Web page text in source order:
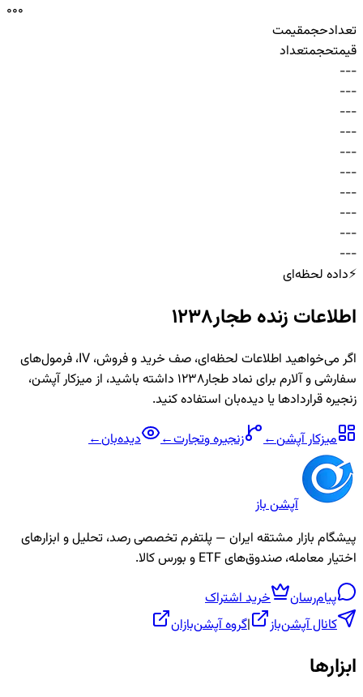
000
تعدادحجمقیمت
قیمتحجمتعداد
-
-
-
-
-
-
-
-
-
-
-
-
-
-
-
-
-
-
-
-
-
-
-
-
-
-
-
-
-
-
⚡داده لحظه‌ای
اطلاعات زنده طجار1238
اگر می‌خواهید اطلاعات لحظه‌ای، صف خرید و فروش، IV، فرمول‌های
سفارشی و آلارم برای نمادطجار1238
داشته باشید، از میزکار آپشن،
زنجیره قراردادها یا دیده‌بان استفاده کنید.
میزکار آپشن← زنجیرهوتجارت← دیده‌بان←
آپشن باز
پیشگام بازار مشتقه ایران — پلتفرم تخصصی رصد، تحلیل و ابزارهای
اختیار معامله، صندوق‌های ETF و بورس کالا.
پیام‌رسان
خرید اشتراک
کانال آپشن‌باز
|گروه آپشن‌بازان
ابزارها